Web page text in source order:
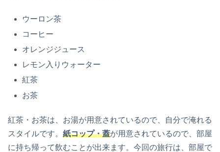
ウーロン茶
コーヒー
オレンジジュース
レモン入りウォーター
紅茶
お茶
紅茶・お茶は、お湯が用意されているので、自分で淹れる
スタイルです。 紙コップ・蓋が用意されているので、部屋
に持ち帰って飲むことが出来ます。今回の旅行は、部屋で